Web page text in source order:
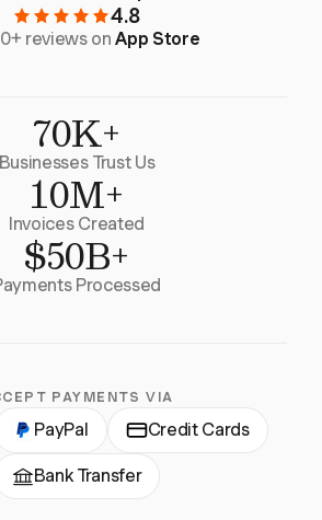
4.8
reviews onApp Store
70K+
Businesses Trust Us
10M+
Invoices Created
$50B+
Processed
PAYMENTS VIA
PayPal Credit Cards
Bank Transfer